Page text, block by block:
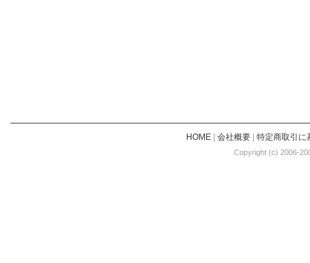
HOME| 会社概要| 特定商取引に
Copyright (c) 2006-